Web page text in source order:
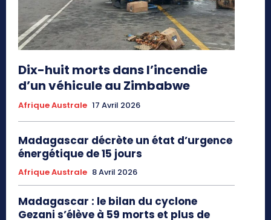
Dix-huit morts dans l’incendie
d’un véhicule au Zimbabwe
Afrique Australe 17 Avril 2026
Madagascar décrète un état d’urgence
énergétique de 15 jours
Afrique Australe 8 Avril 2026
Madagascar : le bilan du cyclone
Gezani s’élève à 59 morts et plus de